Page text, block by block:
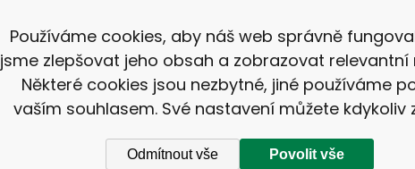
Používáme cookies, aby náš web správně
jsme zlepšovat jeho obsah a zobrazovat relevantní
Některé cookies jsou nezbytné, jiné používáme
vaším souhlasem. Své nastavení můžete kdykoliv
Odmítnout vše Povolit vše